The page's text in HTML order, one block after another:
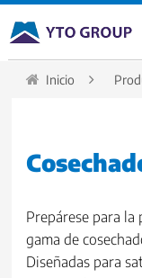
Inicio
Prepárese para la
gama de
Diseñadas para